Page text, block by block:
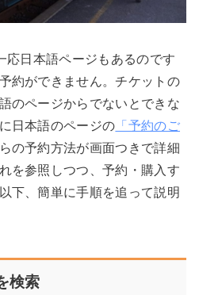
応日本語ページもあるのです
約ができません。チケットの
のページからでないとできな
日本語のページの 「予約のご
の予約方法が画面つきで詳細
を参照しつつ、予約・購入す
下、簡単に手順を追って説明
検索